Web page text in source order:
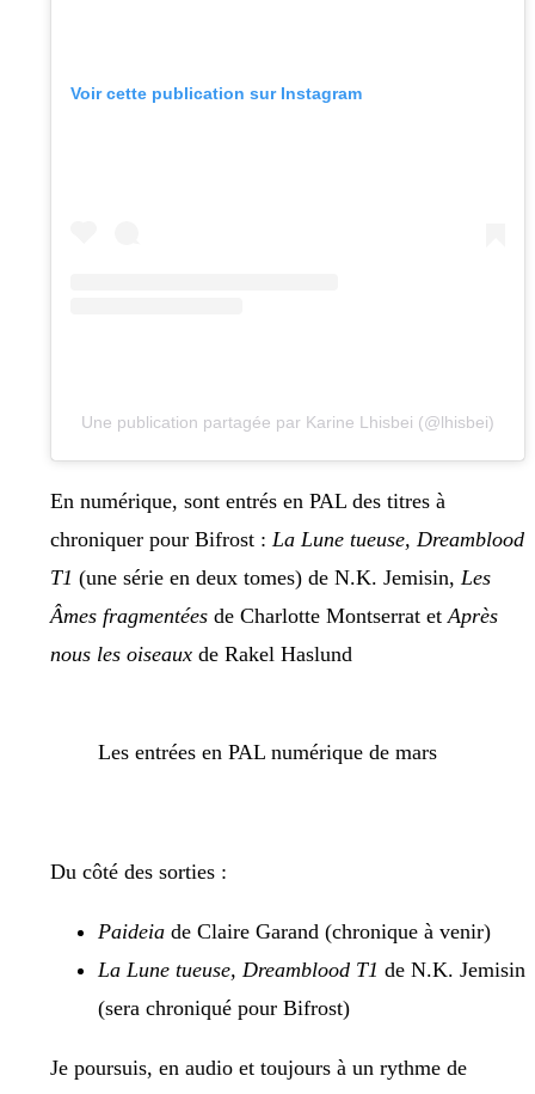
Voir cette publication sur Instagram
Une publication partagée par Karine Lhisbei (@lhisbei)
En numérique, sont entrés en PAL des titres à
chroniquer pour Bifrost : La Lune tueuse, Dreamblood
T1 (une série en deux tomes) de N.K. Jemisin, Les
Âmes fragmentées de Charlotte Montserrat etAprès
nous les oiseaux de Rakel Haslund
Les entrées en PAL numérique de mars
Du côté des sorties :
Paideia de Claire Garand (chronique à venir)
La Lune tueuse, Dreamblood T1 de N.K. Jemisin
(sera chroniqué pour Bifrost)
Je poursuis, en audio et toujours à un rythme de